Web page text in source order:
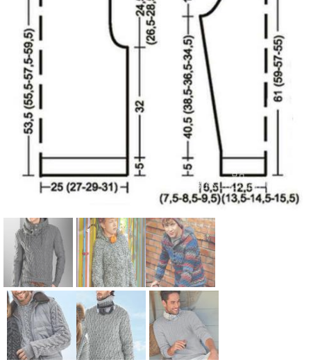
Схема:
мужской
пуловер с
Схема:
объемный
джемпер с
Схема:
цветной
пуловер с